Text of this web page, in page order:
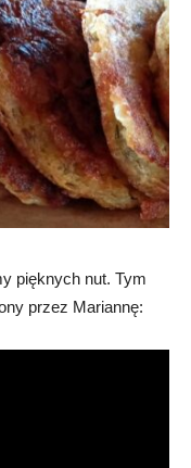
pięknych nut. Tym
przez Mariannę: